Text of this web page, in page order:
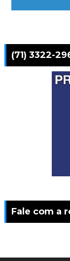
(71) 3322-
Fale com a